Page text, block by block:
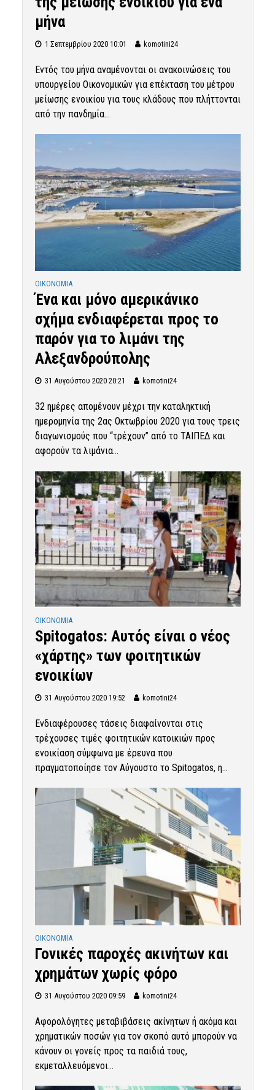
μήνα
1 Σεπτεμβρίου 2020 10:01 komotini24
Εντός του μήνα αναμένονται οι ανακοινώσεις του
υπουργείου Οικονομικών για επέκταση του μέτρου
μείωσης ενοικίου για τους κλάδους που πλήττονται
από την πανδημία...
OIKONOMIA
Ένα και μόνο αμερικάνικο
σχήμα ενδιαφέρεται προς το
παρόν για το λιμάνι της
Αλεξανδρούπολης
31 Αυγούστου 2020 20:21 komotini24
32 ημέρες απομένουν μέχρι την καταληκτική
ημερομηνία της 2ας Οκτωβρίου 2020 για τους τρεις
διαγωνισμούς που “τρέχουν” από το ΤΑΙΠΕΔ και
αφορούν τα λιμάνια...
OIKONOMIA
Spitogatos: Aυτός είναι ο νέος
«χάρτης» των φοιτητικών
ενοικίων
31 Αυγούστου 2020 19:52 komotini24
Ενδιαφέρουσες τάσεις διαφαίνονται στις
τρέχουσες τιμές φοιτητικών κατοικιών προς
ενοικίαση σύμφωνα με έρευνα που
πραγματοποίησε τον Αύγουστο το Spitogatos, η...
OIKONOMIA
Γονικές παροχές ακινήτων και
χρημάτων χωρίς φόρο
31 Αυγούστου 2020 09:59 komotini24
Αφορολόγητες μεταβιβάσεις ακίνητων ή ακόμα και
χρηματικών ποσών για τον σκοπό αυτό μπορούν να
κάνουν οι γονείς προς τα παιδιά τους,
εκμεταλλευόμενοι...